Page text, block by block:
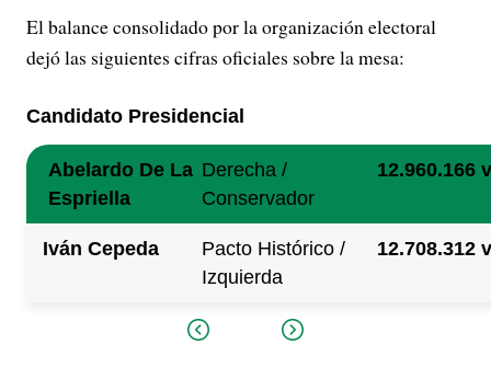
El balance consolidado por la organización electoral
dejó las siguientes cifras oficiales sobre la mesa:
Candidato Presidencial
Abelardo De La
Espriella
Derecha /
Conservador
12.960.166
Iván Cepeda
Pacto Histórico /
Izquierda
12.708.312